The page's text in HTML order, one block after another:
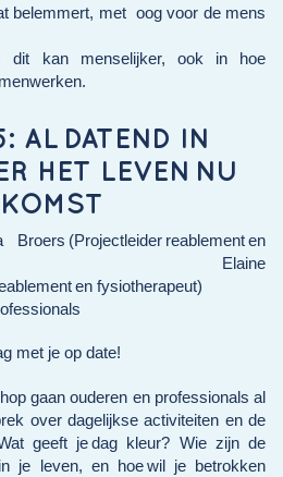
belemmert, met oog voor de mens
dit kan menselijker, ook in hoe
AL DATEND IN
HET LEVEN NU
Broers (Projectleider reablementen
en Elaine
en fysiotherapeut)
met je op date!
gaan ouderen en professionals al
over dagelijkse activiteiten en de
geeft je dag kleur? Wie zijn de
je leven, en hoe wil je betrokken